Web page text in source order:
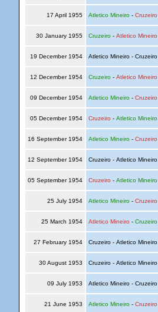
17 April 1955 Atletico Mineiro- Cruzeiro
30 January 1955 Cruzeiro- Atletico Mineiro
19 December 1954 Atletico Mineiro - Cruzeiro
12 December 1954 Cruzeiro- Atletico Mineiro
09 December 1954 Atletico Mineiro- Cruzeiro
05 December 1954 Cruzeiro - Atletico Mineiro
16 September 1954 Atletico Mineiro- Cruzeiro
12 September 1954 Cruzeiro - Atletico Mineiro
05 September 1954 Cruzeiro - Atletico Mineiro
25 July 1954 Atletico Mineiro- Cruzeiro
25 March 1954 Atletico Mineiro - Cruzeiro
27 February 1954 Cruzeiro - Atletico Mineiro
30 August 1953 Cruzeiro - Atletico Mineiro
09 July 1953 Atletico Mineiro - Cruzeiro
21 June 1953 Atletico Mineiro- Cruzeiro